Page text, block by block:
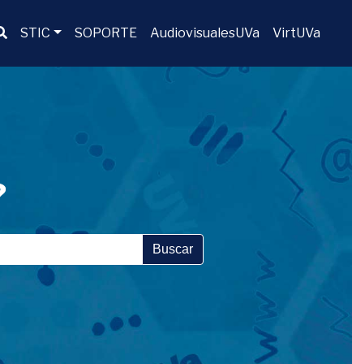
STIC SOPORTE AudiovisualesUVa VirtUVa
Buscar